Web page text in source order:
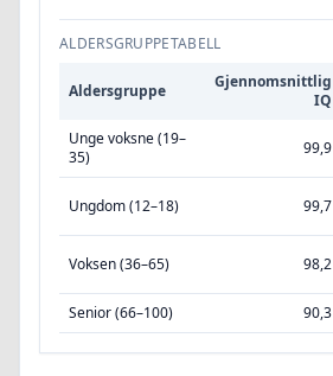
ALDERSGRUPPETABELL
Aldersgruppe
Gjennomsnittlig
IQ
Unge voksne (19–
35)
99,9
Ungdom (12–18) 99,7
Voksen (36–65) 98,2
Senior (66–100) 90,3